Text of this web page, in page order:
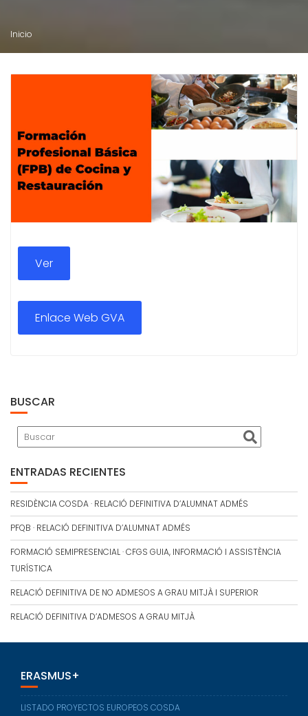
Inicio
Ver
Enlace Web GVA
BUSCAR
ENTRADAS RECIENTES
RESIDÈNCIA COSDA · RELACIÓ DEFINITIVA D’ALUMNAT ADMÉS
PFQB · RELACIÓ DEFINITIVA D’ALUMNAT ADMÉS
FORMACIÓ SEMIPRESENCIAL · CFGS GUIA, INFORMACIÓ I ASSISTÈNCIA
TURÍSTICA
RELACIÓ DEFINITIVA DE NO ADMESOS A GRAU MITJÀ I SUPERIOR
RELACIÓ DEFINITIVA D’ADMESOS A GRAU MITJÀ
ERASMUS+
LISTADO PROYECTOS EUROPEOS COSDA